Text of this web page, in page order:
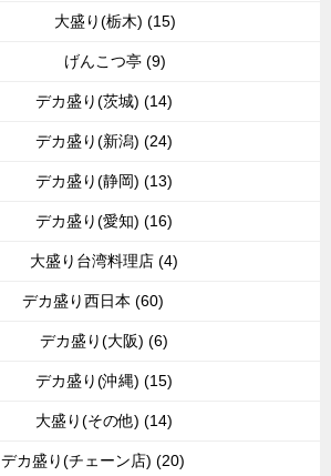
大盛り(栃木) (15)
げんこつ亭 (9)
デカ盛り(茨城) (14)
デカ盛り(新潟) (24)
デカ盛り(静岡) (13)
デカ盛り(愛知) (16)
大盛り台湾料理店 (4)
デカ盛り西日本 (60)
デカ盛り(大阪) (6)
デカ盛り(沖縄) (15)
大盛り(その他) (14)
デカ盛り(チェーン店) (20)